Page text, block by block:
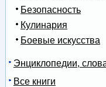
Безопасность
Кулинария
Боевые искусства
Энциклопедии,
Все книги